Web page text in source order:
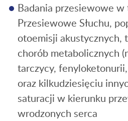
Badania przesiewowe w
Przesiewowe Słuchu,
otoemisji akustycznych, t
chorób metabolicznych
tarczycy,
oraz kilkudziesięciu
saturacji w kierunku
wrodzonych serca